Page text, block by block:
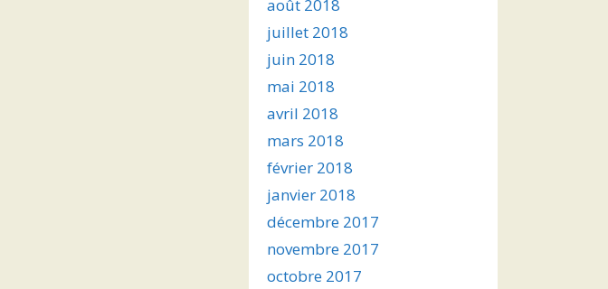
août 2018
juillet 2018
juin 2018
mai 2018
avril 2018
mars 2018
février 2018
janvier 2018
décembre 2017
novembre 2017
octobre 2017